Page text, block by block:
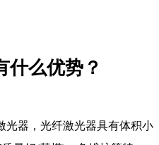
什么优势？
光器，光纤激光器具有体积小